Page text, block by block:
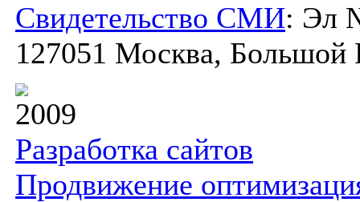
Свидетельство СМИ: Эл
127051 Москва, Большой
2009
Разработка сайтов
Продвижение